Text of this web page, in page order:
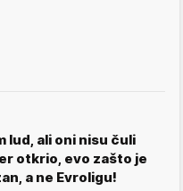
lud, ali oni nisu čuli
otkrio, evo zašto je
a ne Evroligu!